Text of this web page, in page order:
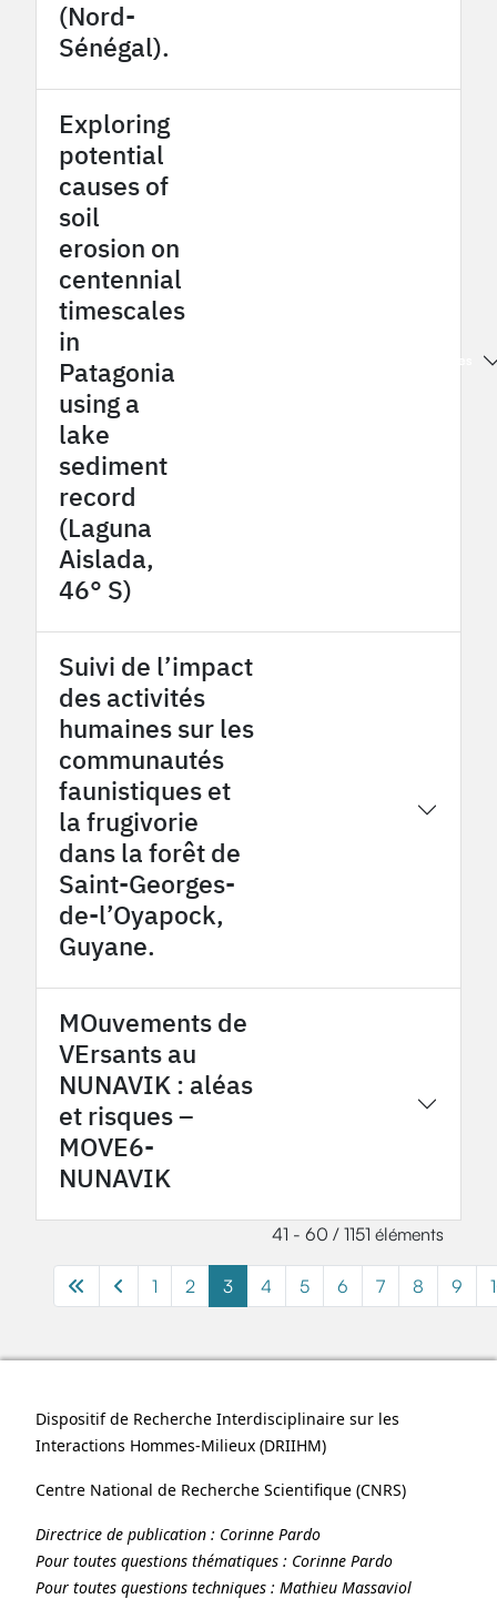
(Nord-
Sénégal).
Exploring
potential
causes of
soil
erosion on
centennial
timescales
in
Patagonia
using a
lake
sediment
record
(Laguna
Aislada,
46° S)
OHMi Patagonia-Bahia Exploradores
Suivi de l’impact
des activités
humaines sur les
communautés
faunistiques et
la frugivorie
dans la forêt de
Saint-Georges-
de-l’Oyapock,
Guyane.
MOuvements de
VErsants au
NUNAVIK : aléas
et risques –
MOVE6-
NUNAVIK
41 - 60 / 1151 éléments
1 2 3 4 5 6 7 8 9
Dispositif de Recherche Interdisciplinaire sur les
Interactions Hommes-Milieux (DRIIHM)
Centre National de Recherche Scientifique (CNRS)
Directrice de publication : Corinne Pardo
Pour toutes questions thématiques : Corinne Pardo
Pour toutes questions techniques : Mathieu Massaviol